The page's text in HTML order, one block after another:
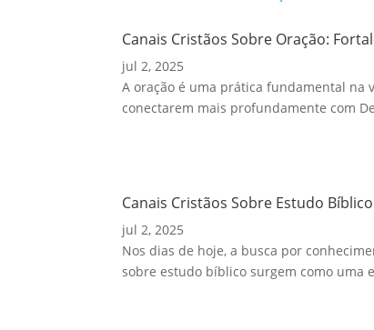
Canais Cristãos Sobre Oração:
jul 2, 2025
A oração é uma prática fundamental na
conectarem mais profundamente com
Canais Cristãos Sobre Estudo
jul 2, 2025
Nos dias de hoje, a busca por
sobre estudo bíblico surgem como uma